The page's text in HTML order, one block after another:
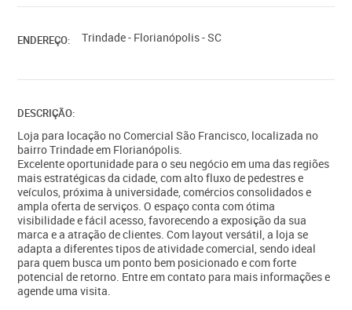
ENDEREÇO: Trindade - Florianópolis - SC
DESCRIÇÃO:
Loja para locação no Comercial São Francisco, localizada no
bairro Trindade em Florianópolis.
Excelente oportunidade para o seu negócio em uma das regiões
mais estratégicas da cidade, com alto fluxo de pedestres e
veículos, próxima à universidade, comércios consolidados e
ampla oferta de serviços. O espaço conta com ótima
visibilidade e fácil acesso, favorecendo a exposição da sua
marca e a atração de clientes. Com layout versátil, a loja se
adapta a diferentes tipos de atividade comercial, sendo ideal
para quem busca um ponto bem posicionado e com forte
potencial de retorno. Entre em contato para mais informações e
agende uma visita.